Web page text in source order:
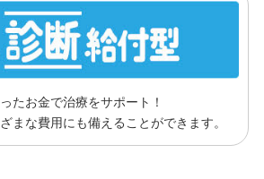
たお金で治療をサポート！
まな費用にも備えることができます。